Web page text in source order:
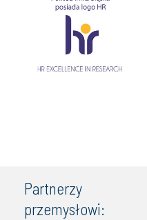
Partnerzy
przemysłowi: